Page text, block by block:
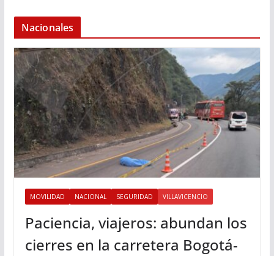
Nacionales
MOVILIDAD NACIONAL SEGURIDAD VILLAVICENCIO
Paciencia, viajeros: abundan los
cierres en la carretera Bogotá-